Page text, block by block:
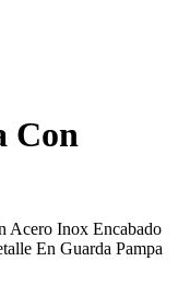
Con
Acero Inox Encabado
En Guarda Pampa